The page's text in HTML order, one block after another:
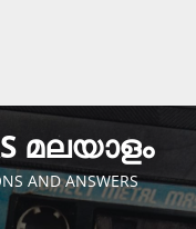
മലയാളം
AND ANSWERS